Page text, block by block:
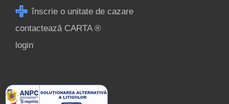
înscrie o unitate de cazare
contactează CARTA ®
login